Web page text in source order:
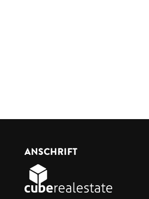
ANSCHRIFT